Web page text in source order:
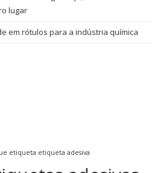
lugar
em rótulos para a indústria química
etiqueta etiqueta adesiva